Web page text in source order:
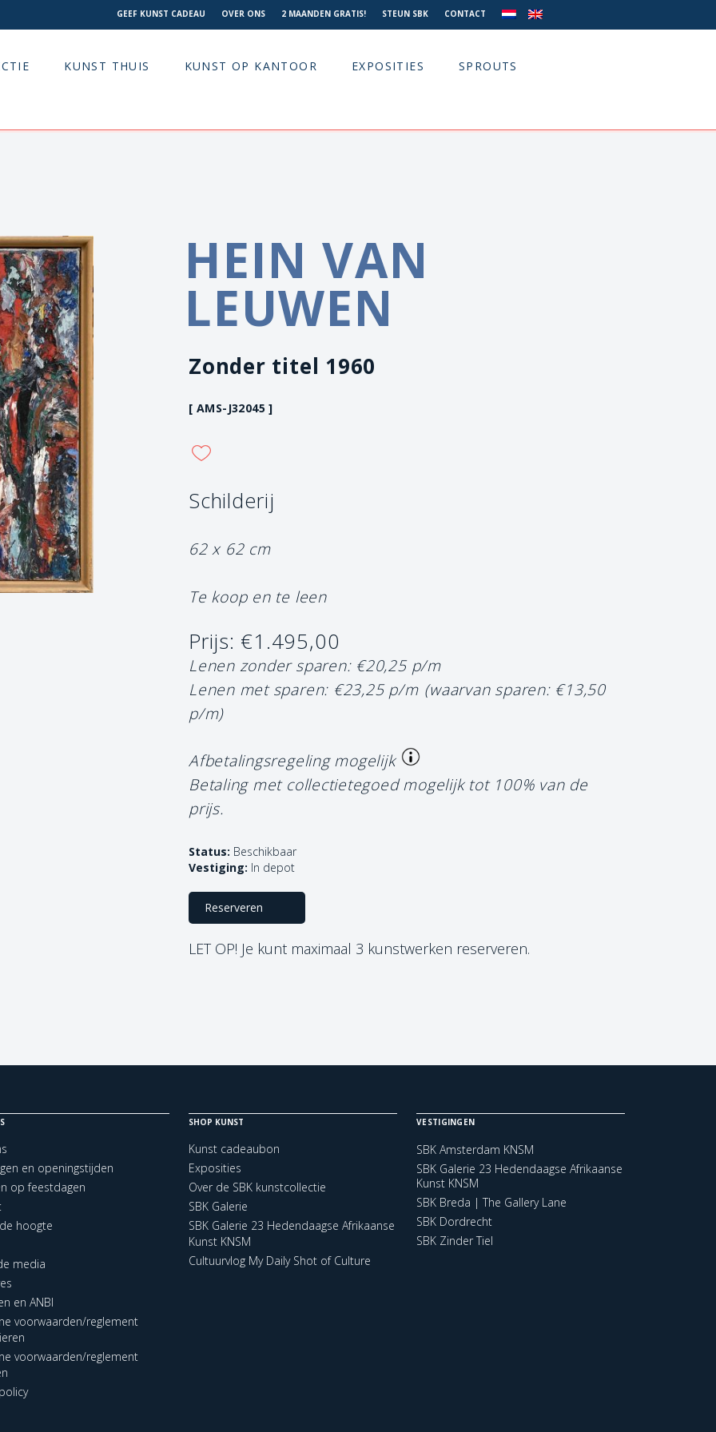
GEEF KUNST CADEAU OVER ONS 2 MAANDEN GRATIS! STEUN SBK CONTACT
KUNST THUIS KUNST OP KANTOOR EXPOSITIES SPROUTS
HEIN VAN
LEUWEN
Zonder titel 1960
[ AMS-J32045 ]
Schilderij
62 x 62 cm
Te koop en te leen
Prijs: €1.495,00
Lenen zonder sparen: €20,25 p/m
Lenen met sparen: €23,25 p/m (waarvan sparen: €13,50
p/m)
Afbetalingsregeling mogelijk
Betaling met collectietegoed mogelijk tot 100% van de
prijs.
Status: Beschikbaar
Vestiging: In depot
Reserveren
LET OP! Je kunt maximaal 3 kunstwerken reserveren.
en openingstijden
op feestdagen
hoogte
media
en ANBI
voorwaarden/reglement
voorwaarden/reglement
SHOP KUNST
Kunst cadeaubon
Exposities
Over de SBK kunstcollectie
SBK Galerie
SBK Galerie 23 Hedendaagse Afrikaanse
Kunst KNSM
Cultuurvlog My Daily Shot of Culture
VESTIGINGEN
SBK Amsterdam KNSM
SBK Galerie 23 Hedendaagse Afrikaanse
Kunst KNSM
SBK Breda | The Gallery Lane
SBK Dordrecht
SBK Zinder Tiel